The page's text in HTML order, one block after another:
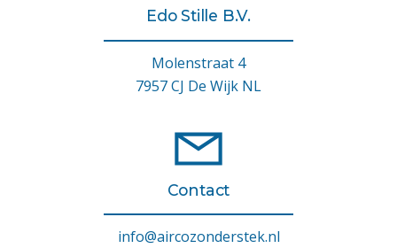
Edo Stille B.V.
Molenstraat 4
7957 CJ De Wijk NL
Contact
info@aircozonderstek.nl